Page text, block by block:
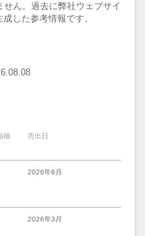
ん。過去に弊社ウェブサイ
した参考情報です。
売出日
積
2026年6月
2026年3月